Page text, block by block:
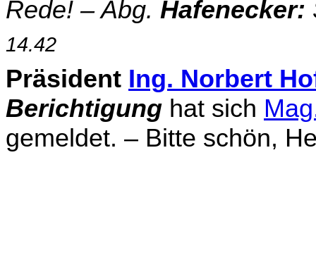
Rede! – Abg. Hafenecker:
14.42
Präsident Ing. Norbert
Berichtigung hat sich
gemeldet. – Bitte schön,